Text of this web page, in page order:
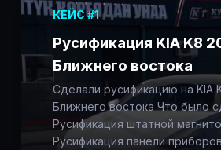
КЕЙС #1
Русификация KIA K8
Ближнего востока
Сделали русификацию на KIA
Ближнего востока Что было
Русификация штатной
Русификация панели